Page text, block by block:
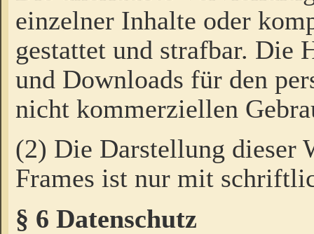
einzelner Inhalte oder
gestattet und strafbar. Die
und Downloads für den
nicht kommerziellen
(2) Die Darstellung dieser
Frames ist nur mit
§ 6 Datenschutz